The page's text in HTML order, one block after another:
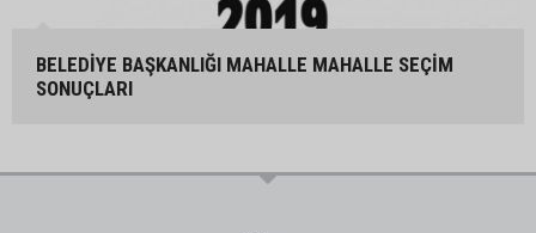
BELEDİYE BAŞKANLIĞI MAHALLE MAHALLE SEÇİM
SONUÇLARI